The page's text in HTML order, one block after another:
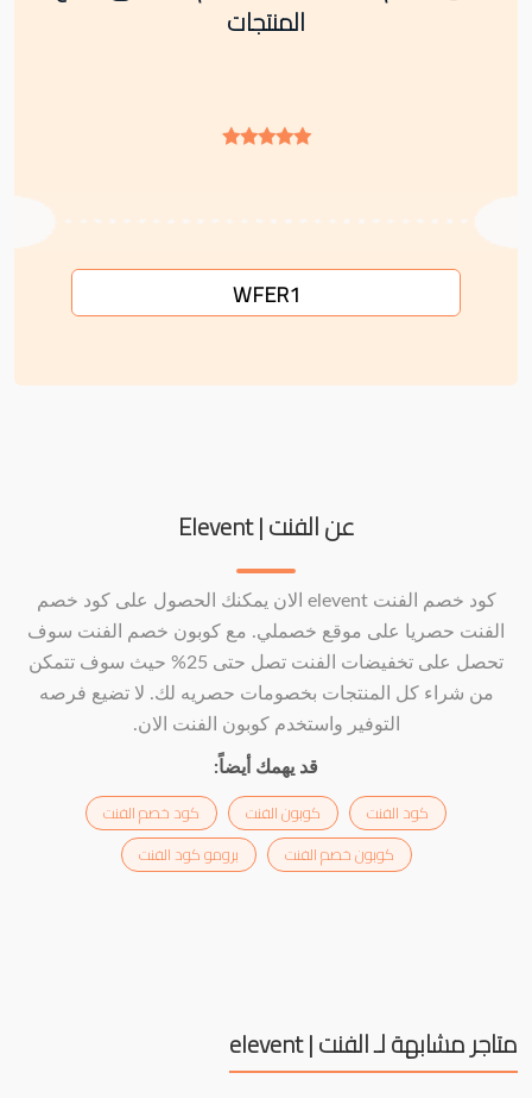
المنتجات
WFER1
عن الفنت | Elevent
كود خصم الفنت elevent الان يمكنك الحصول على كود خصم
الفنت حصريا على موقع خصملي. مع كوبون خصم الفنت سوف
تحصل على تخفيضات الفنت تصل حتى 25% حيث سوف تتمكن
من شراء كل المنتجات بخصومات حصريه لك. لا تضيع فرصه
التوفير واستخدم كوبون الفنت الان.
قد يهمك أيضاً:
كود الفنت كوبون الفنت
كود خصم الفنت
كوبون خصم الفنت
برومو كود الفنت
متاجر مشابهة لـ الفنت | elevent